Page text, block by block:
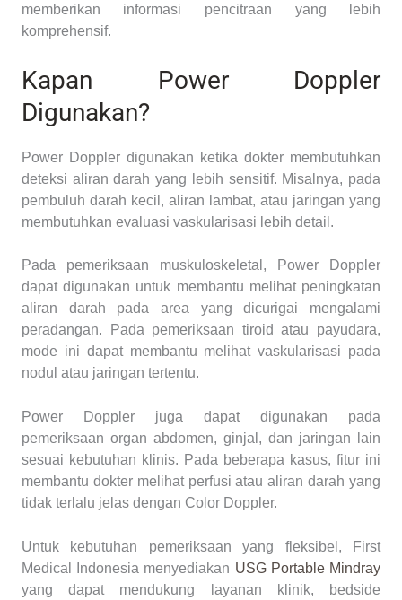
memberikan informasi pencitraan yang lebih
komprehensif.
Kapan Power Doppler
Digunakan?
Power Doppler digunakan ketika dokter membutuhkan
deteksi aliran darah yang lebih sensitif. Misalnya, pada
pembuluh darah kecil, aliran lambat, atau jaringan yang
membutuhkan evaluasi vaskularisasi lebih detail.
Pada pemeriksaan muskuloskeletal, Power Doppler
dapat digunakan untuk membantu melihat peningkatan
aliran darah pada area yang dicurigai mengalami
peradangan. Pada pemeriksaan tiroid atau payudara,
mode ini dapat membantu melihat vaskularisasi pada
nodul atau jaringan tertentu.
Power Doppler juga dapat digunakan pada
pemeriksaan organ abdomen, ginjal, dan jaringan lain
sesuai kebutuhan klinis. Pada beberapa kasus, fitur ini
membantu dokter melihat perfusi atau aliran darah yang
tidak terlalu jelas dengan Color Doppler.
Untuk kebutuhan pemeriksaan yang fleksibel, First
Medical Indonesia menyediakan USG Portable Mindray
yang dapat mendukung layanan klinik, bedside